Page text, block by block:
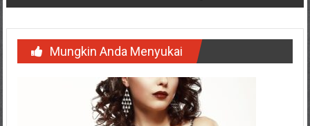
Mungkin Anda Menyukai